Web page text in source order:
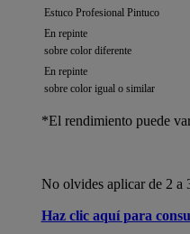
Estuco Profesional Pintuco
En repinte
sobre color diferente
En repinte
sobre color igual o similar
*El rendimiento puede
No olvides aplicar de 2 a
Haz clic aquí para